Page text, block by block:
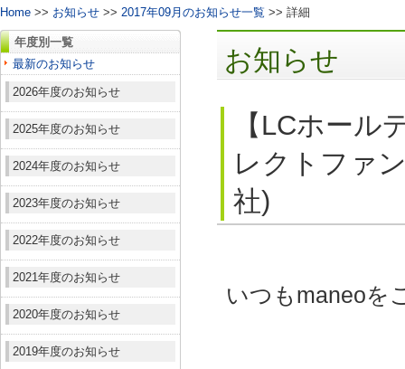
Home >> お知らせ >> 2017年09月のお知らせ一覧 >> 詳細
年度別一覧
最新のお知らせ
2026年度のお知らせ
2025年度のお知らせ
2024年度のお知らせ
2023年度のお知らせ
2022年度のお知らせ
2021年度のお知らせ
2020年度のお知らせ
2019年度のお知らせ
お知らせ
【LCホー
レクトファ
社)
いつもmaneoを